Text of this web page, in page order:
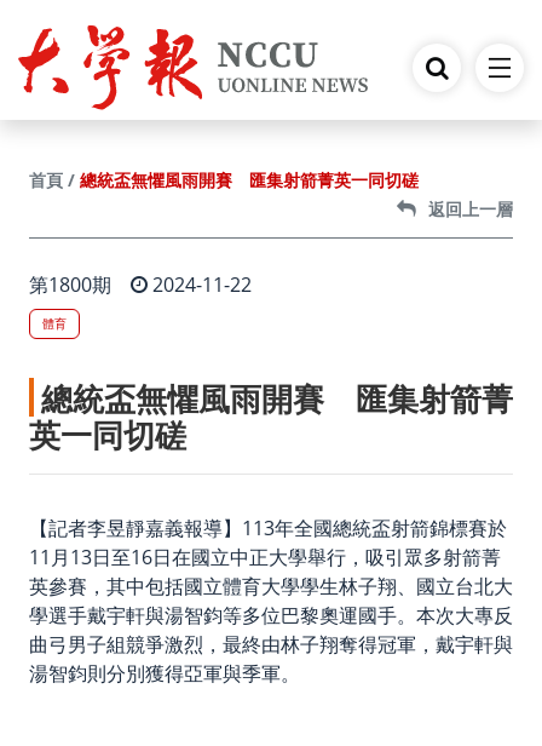
首頁
總統盃無懼風雨開賽 匯集射箭菁英一同切磋
返回上一層
第1800期 2024-11-22
體育
總統盃無懼風雨開賽 匯集射箭菁
英一同切磋
【記者李昱靜嘉義報導】113年全國總統盃射箭錦標賽於
11月13日至16日在國立中正大學舉行，吸引眾多射箭菁
英參賽，其中包括國立體育大學學生林子翔、國立台北大
學選手戴宇軒與湯智鈞等多位巴黎奧運國手。本次大專反
曲弓男子組競爭激烈，最終由林子翔奪得冠軍，戴宇軒與
湯智鈞則分別獲得亞軍與季軍。